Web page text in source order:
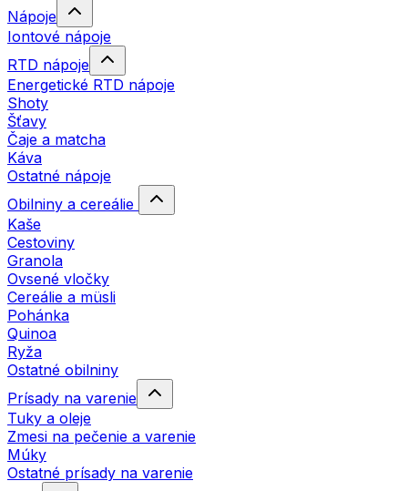
Nápoje
Iontové nápoje
RTD nápoje
Energetické RTD nápoje
Shoty
Šťavy
Čaje a matcha
Káva
Ostatné nápoje
Obilniny a cereálie
Kaše
Cestoviny
Granola
Ovsené vločky
Cereálie a müsli
Pohánka
Quinoa
Ryža
Ostatné obilniny
Prísady na varenie
Tuky a oleje
Zmesi na pečenie a varenie
Múky
Ostatné prísady na varenie